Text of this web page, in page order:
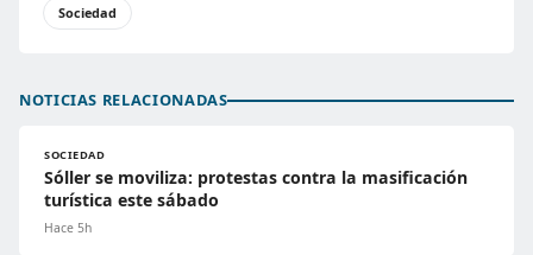
Sociedad
NOTICIAS RELACIONADAS
SOCIEDAD
Sóller se moviliza: protestas contra la masificación
turística este sábado
Hace 5h